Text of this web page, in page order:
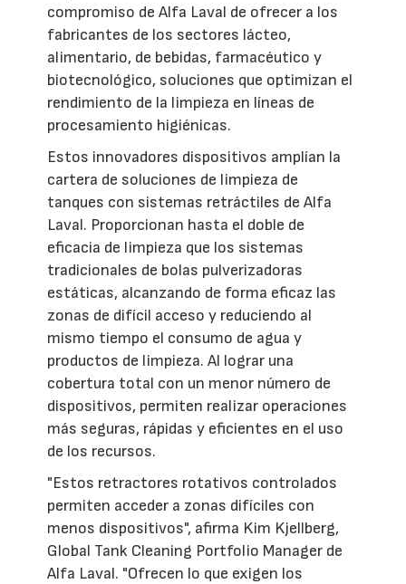
compromiso de Alfa Laval de ofrecer a los
fabricantes de los sectores lácteo,
alimentario, de bebidas, farmacéutico y
biotecnológico, soluciones que optimizan el
rendimiento de la limpieza en líneas de
procesamiento higiénicas.
Estos innovadores dispositivos amplían la
cartera de soluciones de limpieza de
tanques con sistemas retráctiles de Alfa
Laval. Proporcionan hasta el doble de
eficacia de limpieza que los sistemas
tradicionales de bolas pulverizadoras
estáticas, alcanzando de forma eficaz las
zonas de difícil acceso y reduciendo al
mismo tiempo el consumo de agua y
productos de limpieza. Al lograr una
cobertura total con un menor número de
dispositivos, permiten realizar operaciones
más seguras, rápidas y eficientes en el uso
de los recursos.
"Estos retractores rotativos controlados
permiten acceder a zonas difíciles con
menos dispositivos", afirma Kim Kjellberg,
Global Tank Cleaning Portfolio Manager de
Alfa Laval. "Ofrecen lo que exigen los